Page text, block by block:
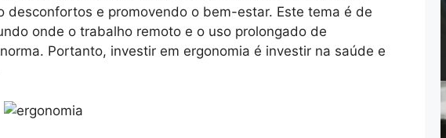
desconfortos e promovendo o bem-estar. Este tema é de
onde o trabalho remoto e o uso prolongado de
Portanto, investir em ergonomia é investir na saúde e